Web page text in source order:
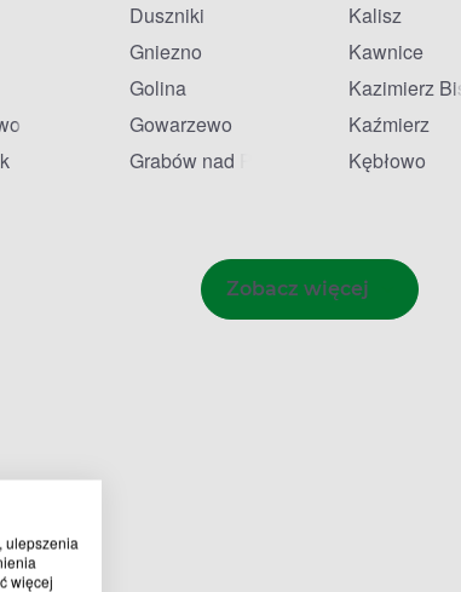
ulepszenia
więcej
Duszniki
Gniezno
Golina
Gowarzewo
Grabów nad Prosną
Kalisz
Kawnice
Kazimierz
Kaźmierz
Kębłowo
Zobacz więcej